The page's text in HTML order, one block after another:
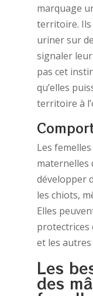
marquage
territoire.
uriner sur
signaler leur
pas cet
qu’elles
territoire à
Les
maternelles
développer
les chiots,
Elles
protectrices
et les autres
Les
des